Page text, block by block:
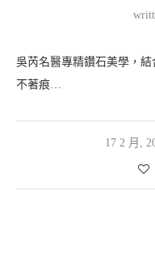
吳芮名醫專精鑽石美學，
不著痕…
17 2 月,